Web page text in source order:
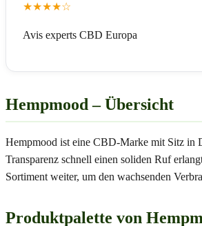
★★★★☆
Avis experts CBD Europa
Hempmood – Übersicht
Hempmood ist eine CBD-Marke mit Sitz in
Transparenz schnell einen soliden Ruf
Sortiment weiter, um den wachsenden
Produktpalette von